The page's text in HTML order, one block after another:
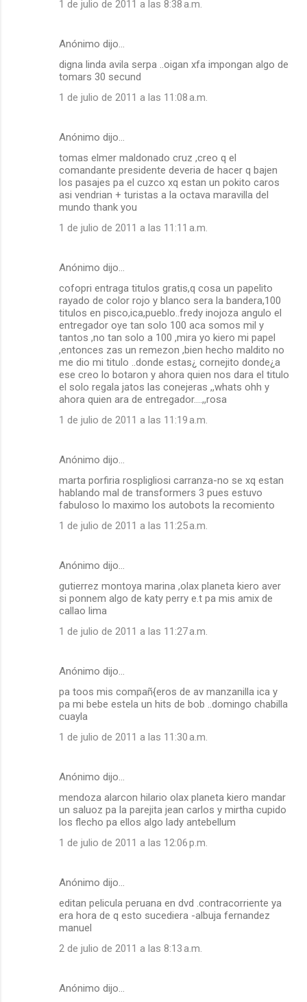
1 de julio de 2011 a las 8:38 a.m.
Anónimo dijo…
digna linda avila serpa ..oigan xfa impongan algo de
tomars 30 secund
1 de julio de 2011 a las 11:08 a.m.
Anónimo dijo…
tomas elmer maldonado cruz ,creo q el
comandante presidente deveria de hacer q bajen
los pasajes pa el cuzco xq estan un pokito caros
asi vendrian + turistas a la octava maravilla del
mundo thank you
1 de julio de 2011 a las 11:11 a.m.
Anónimo dijo…
cofopri entraga titulos gratis,q cosa un papelito
rayado de color rojo y blanco sera la bandera,100
titulos en pisco,ica,pueblo..fredy inojoza angulo el
entregador oye tan solo 100 aca somos mil y
tantos ,no tan solo a 100 ,mira yo kiero mi papel
,entonces zas un remezon ,bien hecho maldito no
me dio mi titulo ..donde estas¿ cornejito donde¿a
ese creo lo botaron y ahora quien nos dara el titulo
el solo regala jatos las conejeras ,,whats ohh y
ahora quien ara de entregador....,,rosa
1 de julio de 2011 a las 11:19 a.m.
Anónimo dijo…
marta porfiria rospligliosi carranza-no se xq estan
hablando mal de transformers 3 pues estuvo
fabuloso lo maximo los autobots la recomiento
1 de julio de 2011 a las 11:25 a.m.
Anónimo dijo…
gutierrez montoya marina ,olax planeta kiero aver
si ponnem algo de katy perry e.t pa mis amix de
callao lima
1 de julio de 2011 a las 11:27 a.m.
Anónimo dijo…
pa toos mis compañ{eros de av manzanilla ica y
pa mi bebe estela un hits de bob ..domingo chabilla
cuayla
1 de julio de 2011 a las 11:30 a.m.
Anónimo dijo…
mendoza alarcon hilario olax planeta kiero mandar
un saluoz pa la parejita jean carlos y mirtha cupido
los flecho pa ellos algo lady antebellum
1 de julio de 2011 a las 12:06 p.m.
Anónimo dijo…
editan pelicula peruana en dvd .contracorriente ya
era hora de q esto sucediera -albuja fernandez
manuel
2 de julio de 2011 a las 8:13 a.m.
Anónimo dijo…